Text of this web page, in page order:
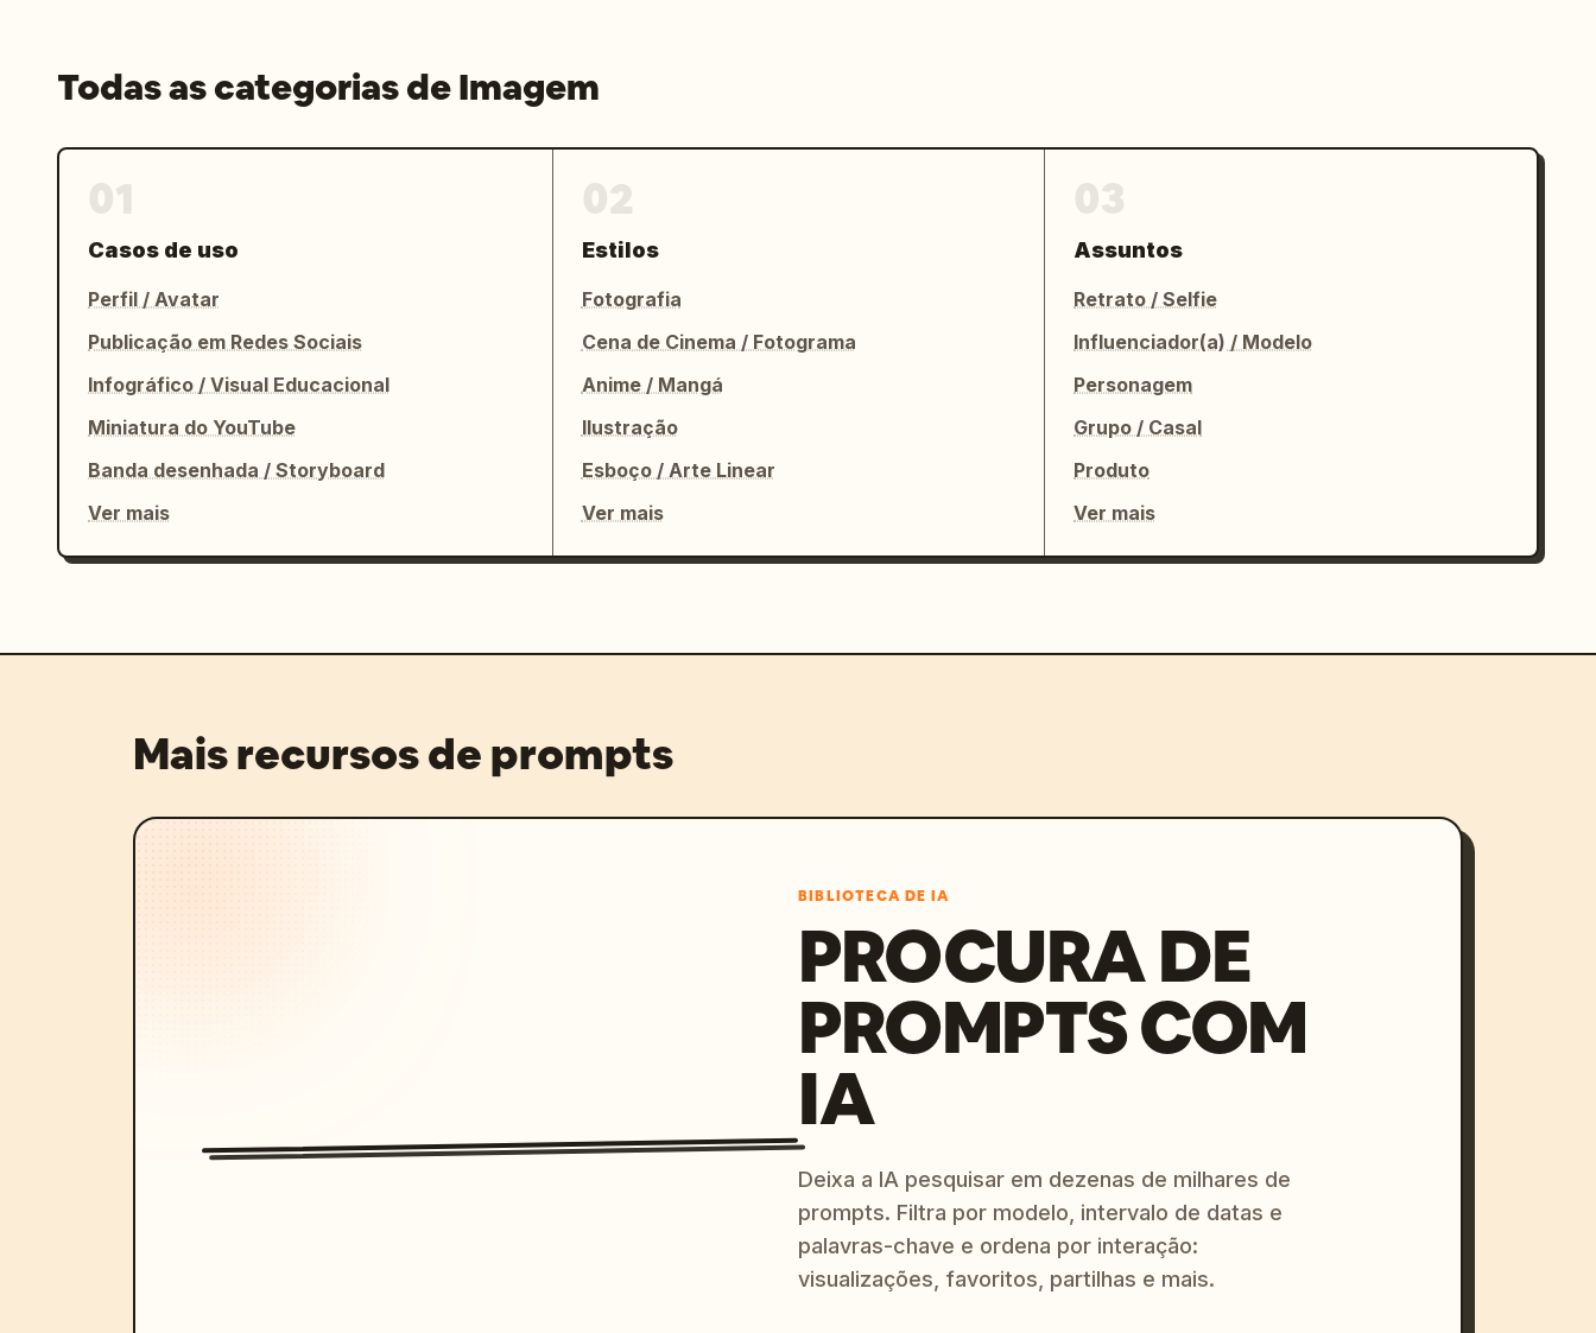
Todas as categorias de Imagem
Casos de uso
Perfil / Avatar
Publicação em Redes Sociais
Infográfico / Visual Educacional
Miniatura do YouTube
Banda desenhada / Storyboard
Ver mais
Estilos
Fotografia
Cena de Cinema / Fotograma
Anime / Mangá
Ilustração
Esboço / Arte Linear
Ver mais
Assuntos
Retrato / Selfie
Influenciador(a) / Modelo
Personagem
Grupo / Casal
Produto
Ver mais
Mais recursos de prompts
BIBLIOTECA DE IA
PROCURA DE
PROMPTS COM
IA
Deixa a IA pesquisar em dezenas de milhares de
prompts. Filtra por modelo, intervalo de datas e
palavras-chave e ordena por interação:
visualizações, favoritos, partilhas e mais.